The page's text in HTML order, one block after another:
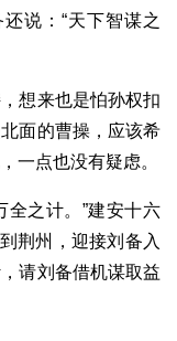
说：“天下智谋之
想来也是怕孙权扣
面的曹操，应该希
一点也没有疑虑。
全之计。”建安十六
荆州，迎接刘备入
请刘备借机谋取益